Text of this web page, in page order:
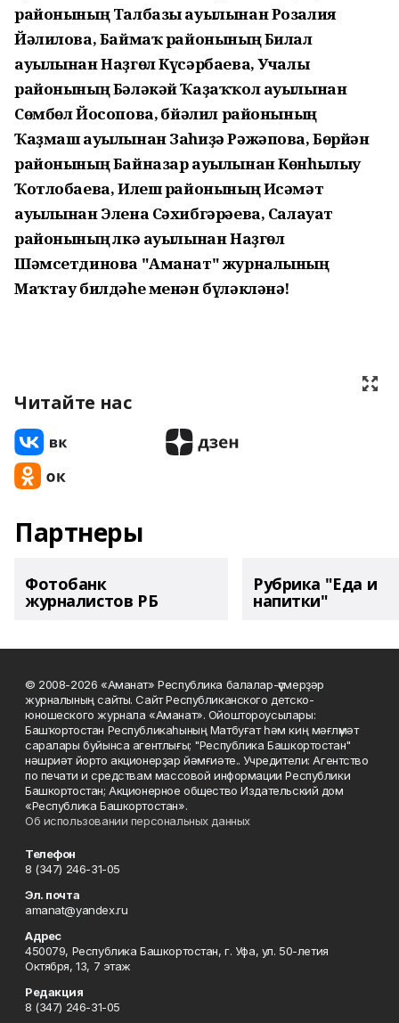
районының Талбазы ауылынан Розалия
Йәлилова, Баймаҡ районының Билал
ауылынан Наҙгөл Күсәрбаева, Учалы
районының Бәләкәй Ҡаҙаҡҡол ауылынан
Сөмбөл Йосопова, Әбйәлил районының
Ҡаҙмаш ауылынан Заһиҙә Рәжәпова, Бөрйән
районының Байназар ауылынан Көнһылыу
Ҡотлобаева, Илеш районының Исәмәт
ауылынан Элена Сәхибгәрәева, Салауат
районының Әлкә ауылынан Наҙгөл
Шәмсетдинова "Аманат" журналының
Маҡтау билдәһе менән бүләкләнә!
Читайте нас
Партнеры
Фотобанк
журналистов РБ
Рубрика "Еда и
напитки"
© 2008-2026 «Аманат» Республика балалар-үҫмерҙәр
журналының сайты. Сайт Республиканского детско-
юношеского журнала «Аманат». Ойоштороусылары:
Башҡортостан Республикаһының Матбуғат һәм киң мәғлүмәт
саралары буйынса агентлығы; "Республика Башкортостан"
нәшриәт йорто акционерҙар йәмғиәте.. Учредители: Агентство
по печати и средствам массовой информации Республики
Башкортостан; Акционерное общество Издательский дом
«Республика Башкортостан».
Об использовании персональных данных
Телефон
8 (347) 246-31-05
Эл. почта
amanat@yandex.ru
Адрес
450079, Республика Башкортостан, г. Уфа, ул. 50-летия
Октября, 13, 7 этаж
Редакция
8 (347) 246-31-05